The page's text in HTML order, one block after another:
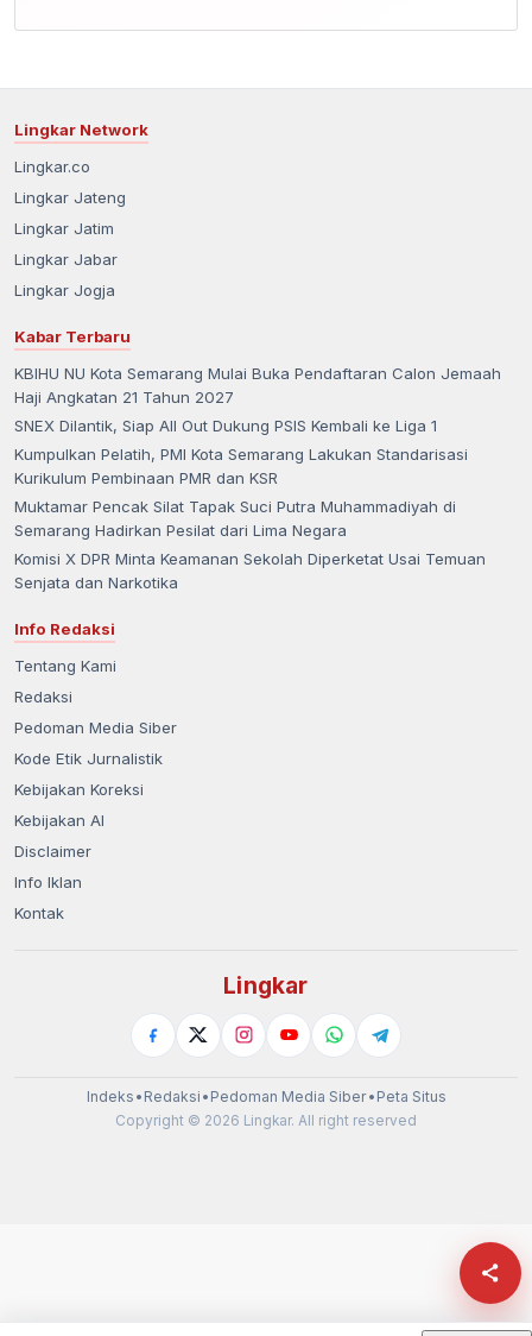
Lingkar Network
Lingkar.co
Lingkar Jateng
Lingkar Jatim
Lingkar Jabar
Lingkar Jogja
Kabar Terbaru
KBIHU NU Kota Semarang Mulai Buka Pendaftaran Calon Jemaah
Haji Angkatan 21 Tahun 2027
SNEX Dilantik, Siap All Out Dukung PSIS Kembali ke Liga 1
Kumpulkan Pelatih, PMI Kota Semarang Lakukan Standarisasi
Kurikulum Pembinaan PMR dan KSR
Muktamar Pencak Silat Tapak Suci Putra Muhammadiyah di
Semarang Hadirkan Pesilat dari Lima Negara
Komisi X DPR Minta Keamanan Sekolah Diperketat Usai Temuan
Senjata dan Narkotika
Info Redaksi
Tentang Kami
Redaksi
Pedoman Media Siber
Kode Etik Jurnalistik
Kebijakan Koreksi
Kebijakan AI
Disclaimer
Info Iklan
Kontak
Lingkar
Indeks • Redaksi • Pedoman Media Siber• Peta Situs
Copyright © 2026 Lingkar. All right reserved